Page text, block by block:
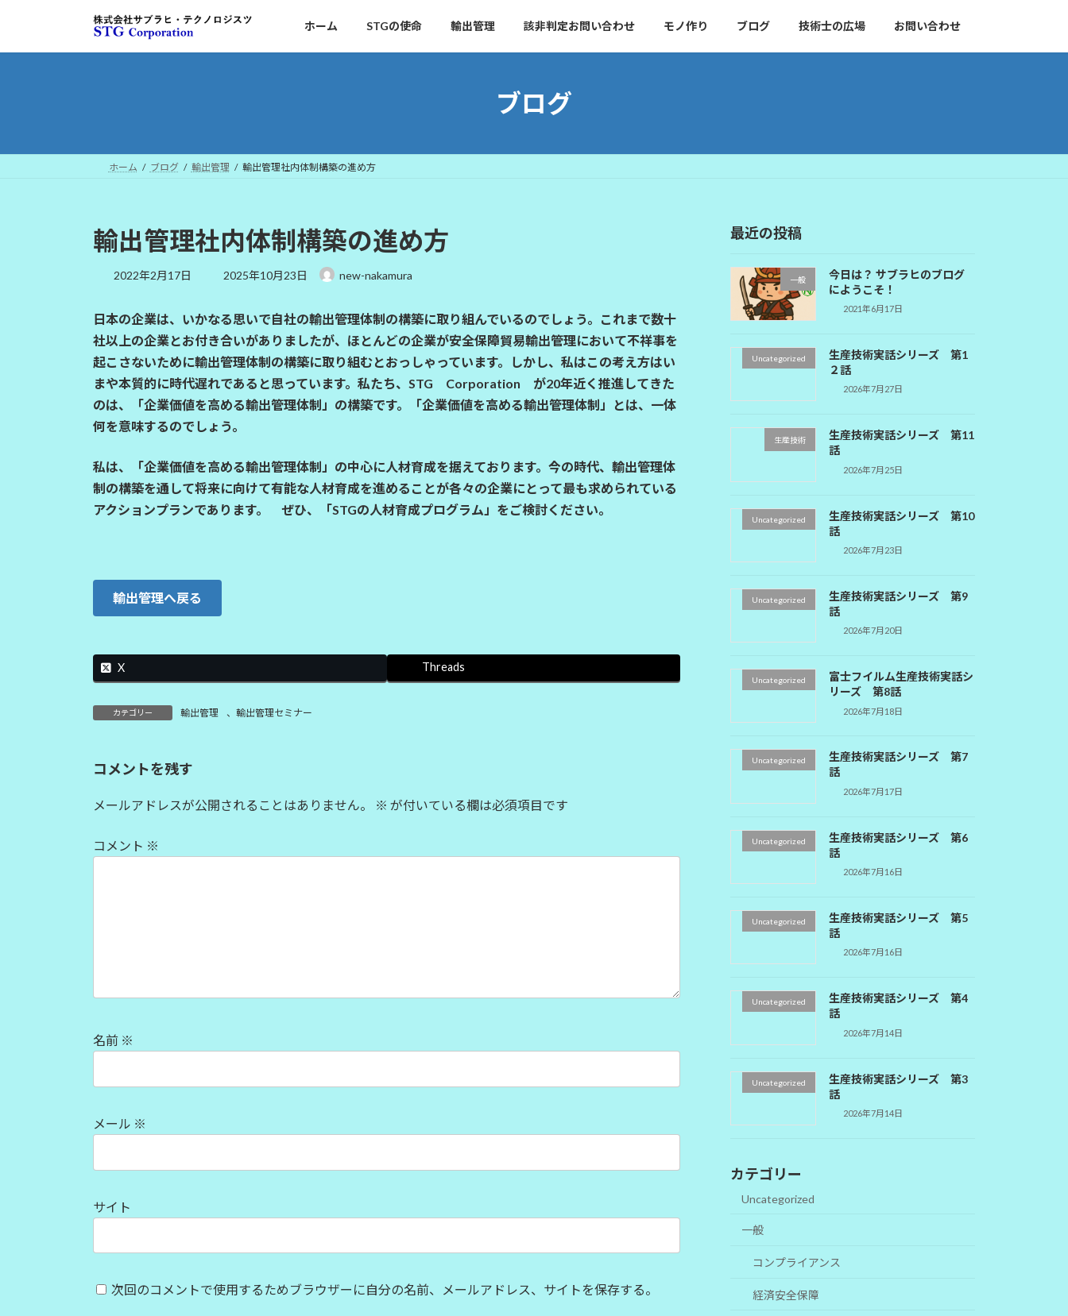
ホーム STGの使命 輸出管理 該非判定お問い合わせ モノ作り ブログ 技術士の広場 お問い合わせ
ブログ
ホーム ブログ 輸出管理 輸出管理社内体制構築の進め方
輸出管理社内体制構築の進め方
2022年2月17日
最
新
日
:
2025年10月23日 new-nakamura
日本の企業は、いかなる思いで自社の輸出管理体制の構築に取り組んでいるのでしょう。これまで数十
社以上の企業とお付き合いがありましたが、ほとんどの企業が安全保障貿易輸出管理において不祥事を
起こさないために輸出管理体制の構築に取り組むとおっしゃっています。しかし、私はこの考え方はい
まや本質的に時代遅れであると思っています。私たち、STG Corporation が20年近く推進してきた
のは、「企業価値を高める輸出管理体制」の構築です。「企業価値を高める輸出管理体制」とは、一体
何を意味するのでしょう。
私は、「企業価値を高める輸出管理体制」の中心に人材育成を据えております。今の時代、輸出管理体
制の構築を通して将来に向けて有能な人材育成を進めることが各々の企業にとって最も求められている
アクションプランであります。 ぜひ、「STGの人材育成プログラム」をご検討ください。
輸出管理へ戻る
X Threads
カテゴリー 輸出管理 、 輸出管理セミナー
コメントを残す
メールアドレスが公開されることはありません。 ※ が付いている欄は必須項目です
コメント ※
名前 ※
メール ※
サイト
次回のコメントで使用するためブラウザーに自分の名前、メールアドレス、サイトを保存する。
最近の投稿
一般
今日は？ サブラヒのブログ
にようこそ！
2021年6月17日
Uncategorized
生産技術実話シリーズ 第1
２話
2026年7月27日
生産技術
生産技術実話シリーズ 第11
話
2026年7月25日
Uncategorized
生産技術実話シリーズ 第10
話
2026年7月23日
Uncategorized
生産技術実話シリーズ 第9
話
2026年7月20日
Uncategorized
富士フイルム生産技術実話シ
リーズ 第8話
2026年7月18日
Uncategorized
生産技術実話シリーズ 第7
話
2026年7月17日
Uncategorized
生産技術実話シリーズ 第6
話
2026年7月16日
Uncategorized
生産技術実話シリーズ 第5
話
2026年7月16日
Uncategorized
生産技術実話シリーズ 第4
話
2026年7月14日
Uncategorized
生産技術実話シリーズ 第3
話
2026年7月14日
カテゴリー
Uncategorized
一般
コンプライアンス
経済安全保障